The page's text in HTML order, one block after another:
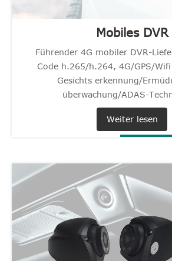
Mobiles DVR
Führender 4G mobiler DVR-
Code h.265/h.264, 4G/GPS/
Gesichts erkennung/
überwachung/ADAS-
Weiter lesen